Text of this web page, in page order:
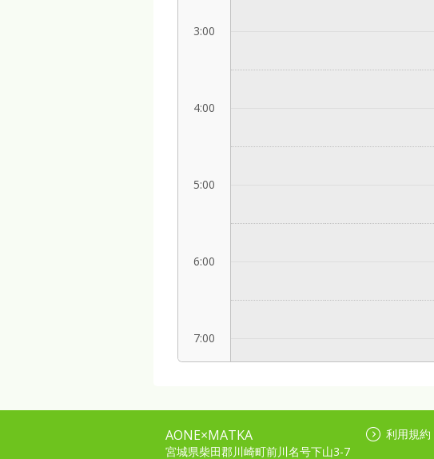
3:00
4:00
5:00
6:00
7:00
8:00
AONE×MATKA
宮城県柴田郡川崎町前川名号下山3-7
利用規約